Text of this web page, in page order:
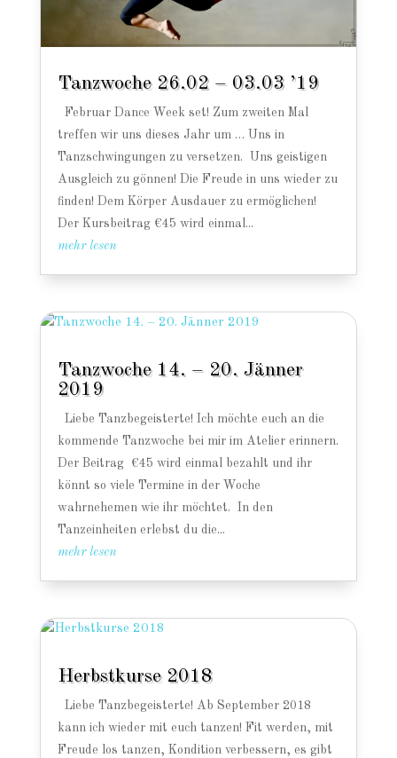
Tanzwoche 26.02 – 03.03 ’19
Februar Dance Week set! Zum zweiten Mal
treffen wir uns dieses Jahr um … Uns in
Tanzschwingungen zu versetzen. Uns geistigen
Ausgleich zu gönnen! Die Freude in uns wieder zu
finden! Dem Körper Ausdauer zu ermöglichen!
Der Kursbeitrag €45 wird einmal...
mehr lesen
Tanzwoche 14. – 20. Jänner
2019
Liebe Tanzbegeisterte! Ich möchte euch an die
kommende Tanzwoche bei mir im Atelier erinnern.
Der Beitrag €45 wird einmal bezahlt und ihr
könnt so viele Termine in der Woche
wahrnehemen wie ihr möchtet. In den
Tanzeinheiten erlebst du die...
mehr lesen
Herbstkurse 2018
Liebe Tanzbegeisterte! Ab September 2018
kann ich wieder mit euch tanzen! Fit werden, mit
Freude los tanzen, Kondition verbessern, es gibt